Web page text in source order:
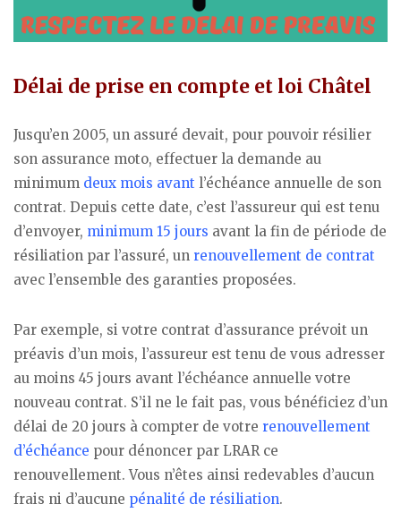
Délai de prise en compte et loi Châtel
Jusqu’en 2005, un assuré devait, pour pouvoir résilier
son assurance moto, effectuer la demande au
minimum deux mois avant l’échéance annuelle de son
contrat. Depuis cette date, c’est l’assureur qui est tenu
d’envoyer, minimum 15 jours avant la fin de période de
résiliation par l’assuré, un renouvellement de contrat
avec l’ensemble des garanties proposées.
Par exemple, si votre contrat d’assurance prévoit un
préavis d’un mois, l’assureur est tenu de vous adresser
au moins 45 jours avant l’échéance annuelle votre
nouveau contrat. S’il ne le fait pas, vous bénéficiez d’un
délai de 20 jours à compter de votre renouvellement
d’échéance pour dénoncer par LRAR ce
renouvellement. Vous n’êtes ainsi redevables d’aucun
frais ni d’aucune pénalité de résiliation.